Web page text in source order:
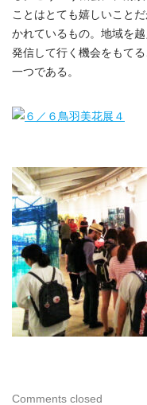
者。
は
ことはとても嬉しいこと
かれているもの。地域を
発信して行く機会をもて
一つである。
Comments closed